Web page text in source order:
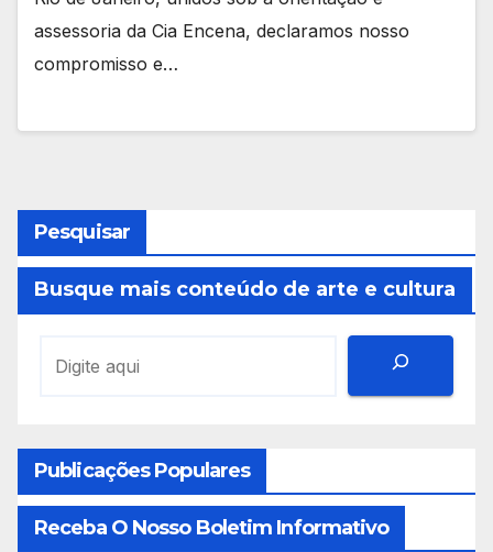
assessoria da Cia Encena, declaramos nosso
compromisso e…
Pesquisar
Busque mais conteúdo de arte e cultura
Publicações Populares
Receba O Nosso Boletim Informativo